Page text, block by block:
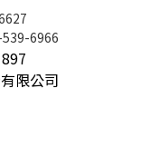
539-6966
限公司